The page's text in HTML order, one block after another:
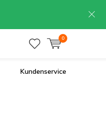
0
Kundenservice